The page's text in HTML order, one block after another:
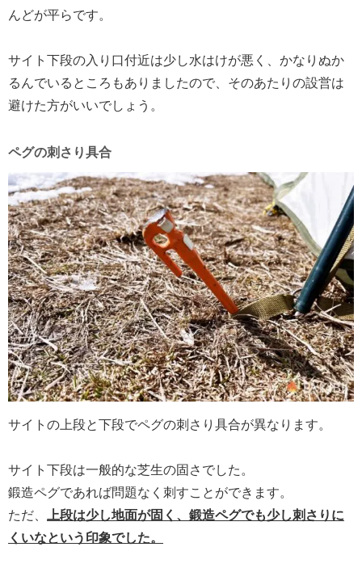
んどが平らです。
サイト下段の入り口付近は少し水はけが悪く、かなりぬか
るんでいるところもありましたので、そのあたりの設営は
避けた方がいいでしょう。
ペグの刺さり具合
サイトの上段と下段でペグの刺さり具合が異なります。
サイト下段は一般的な芝生の固さでした。
鍛造ペグであれば問題なく刺すことができます。
ただ、
上段は少し地面が固く、鍛造ペグでも少し刺さりに
くいなという印象でした。